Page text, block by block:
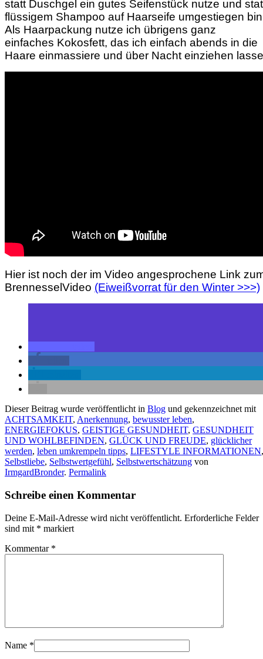
statt Duschgel ein gutes Seifenstück nutze und
flüssigem Shampoo auf Haarseife umgestiegen
Als Haarpackung nutze ich übrigens ganz
einfaches Kokosfett, das ich einfach abends in die
Haare einmassiere und über Nacht einziehen
Hier ist noch der im Video angesprochene Link
BrennesselVideo (Eiweißvorrat für den Winter >>>)
Dieser Beitrag wurde veröffentlicht in Blog und gekennzeichnet mit
ACHTSAMKEIT, Anerkennung, bewusster leben,
ENERGIEFOKUS, GEISTIGE GESUNDHEIT, GESUNDHEIT
UND WOHLBEFINDEN, GLÜCK UND FREUDE, glücklicher
werden, leben umkrempeln tipps, LIFESTYLE INFORMATIONEN,
Selbstliebe, Selbstwertgefühl, Selbstwertschätzung von
IrmgardBronder. Permalink
Schreibe einen Kommentar
Deine E-Mail-Adresse wird nicht veröffentlicht. Erforderliche Felder
sind mit * markiert
Kommentar *
Name *